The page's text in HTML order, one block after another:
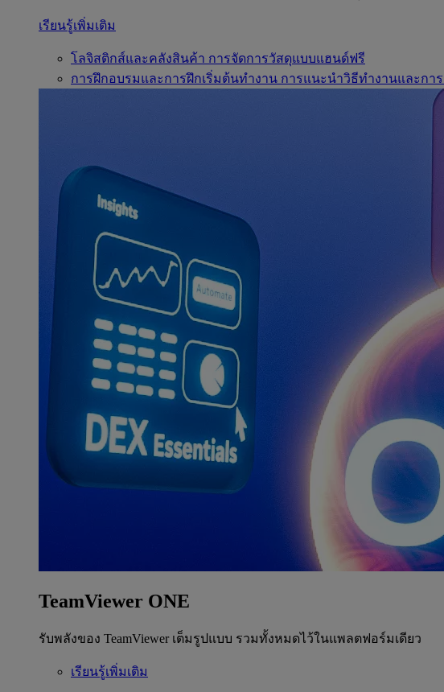
เรียนรู้เพิ่มเติม
โลจิสติกส์และคลังสินค้า การจัดการวัสดุแบบแฮนด์ฟรี
การฝึกอบรมและการฝึกเริ่มต้นทำงาน การแนะนำวิธีทำงานและกา
TeamViewer ONE
รับพลังของ TeamViewer เต็มรูปแบบ รวมทั้งหมดไว้ในแพลตฟอร์มเดียว
เรียนรู้เพิ่มเติม